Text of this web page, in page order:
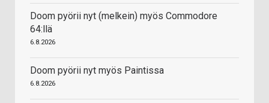
Doom pyörii nyt (melkein) myös Commodore
64:llä
6.8.2026
Doom pyörii nyt myös Paintissa
6.8.2026